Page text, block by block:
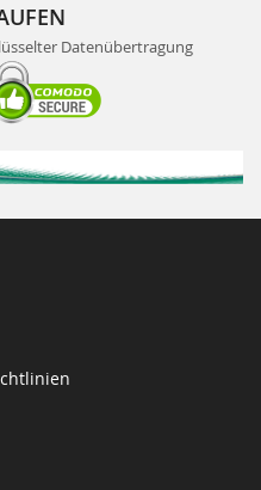
Datenübertragung